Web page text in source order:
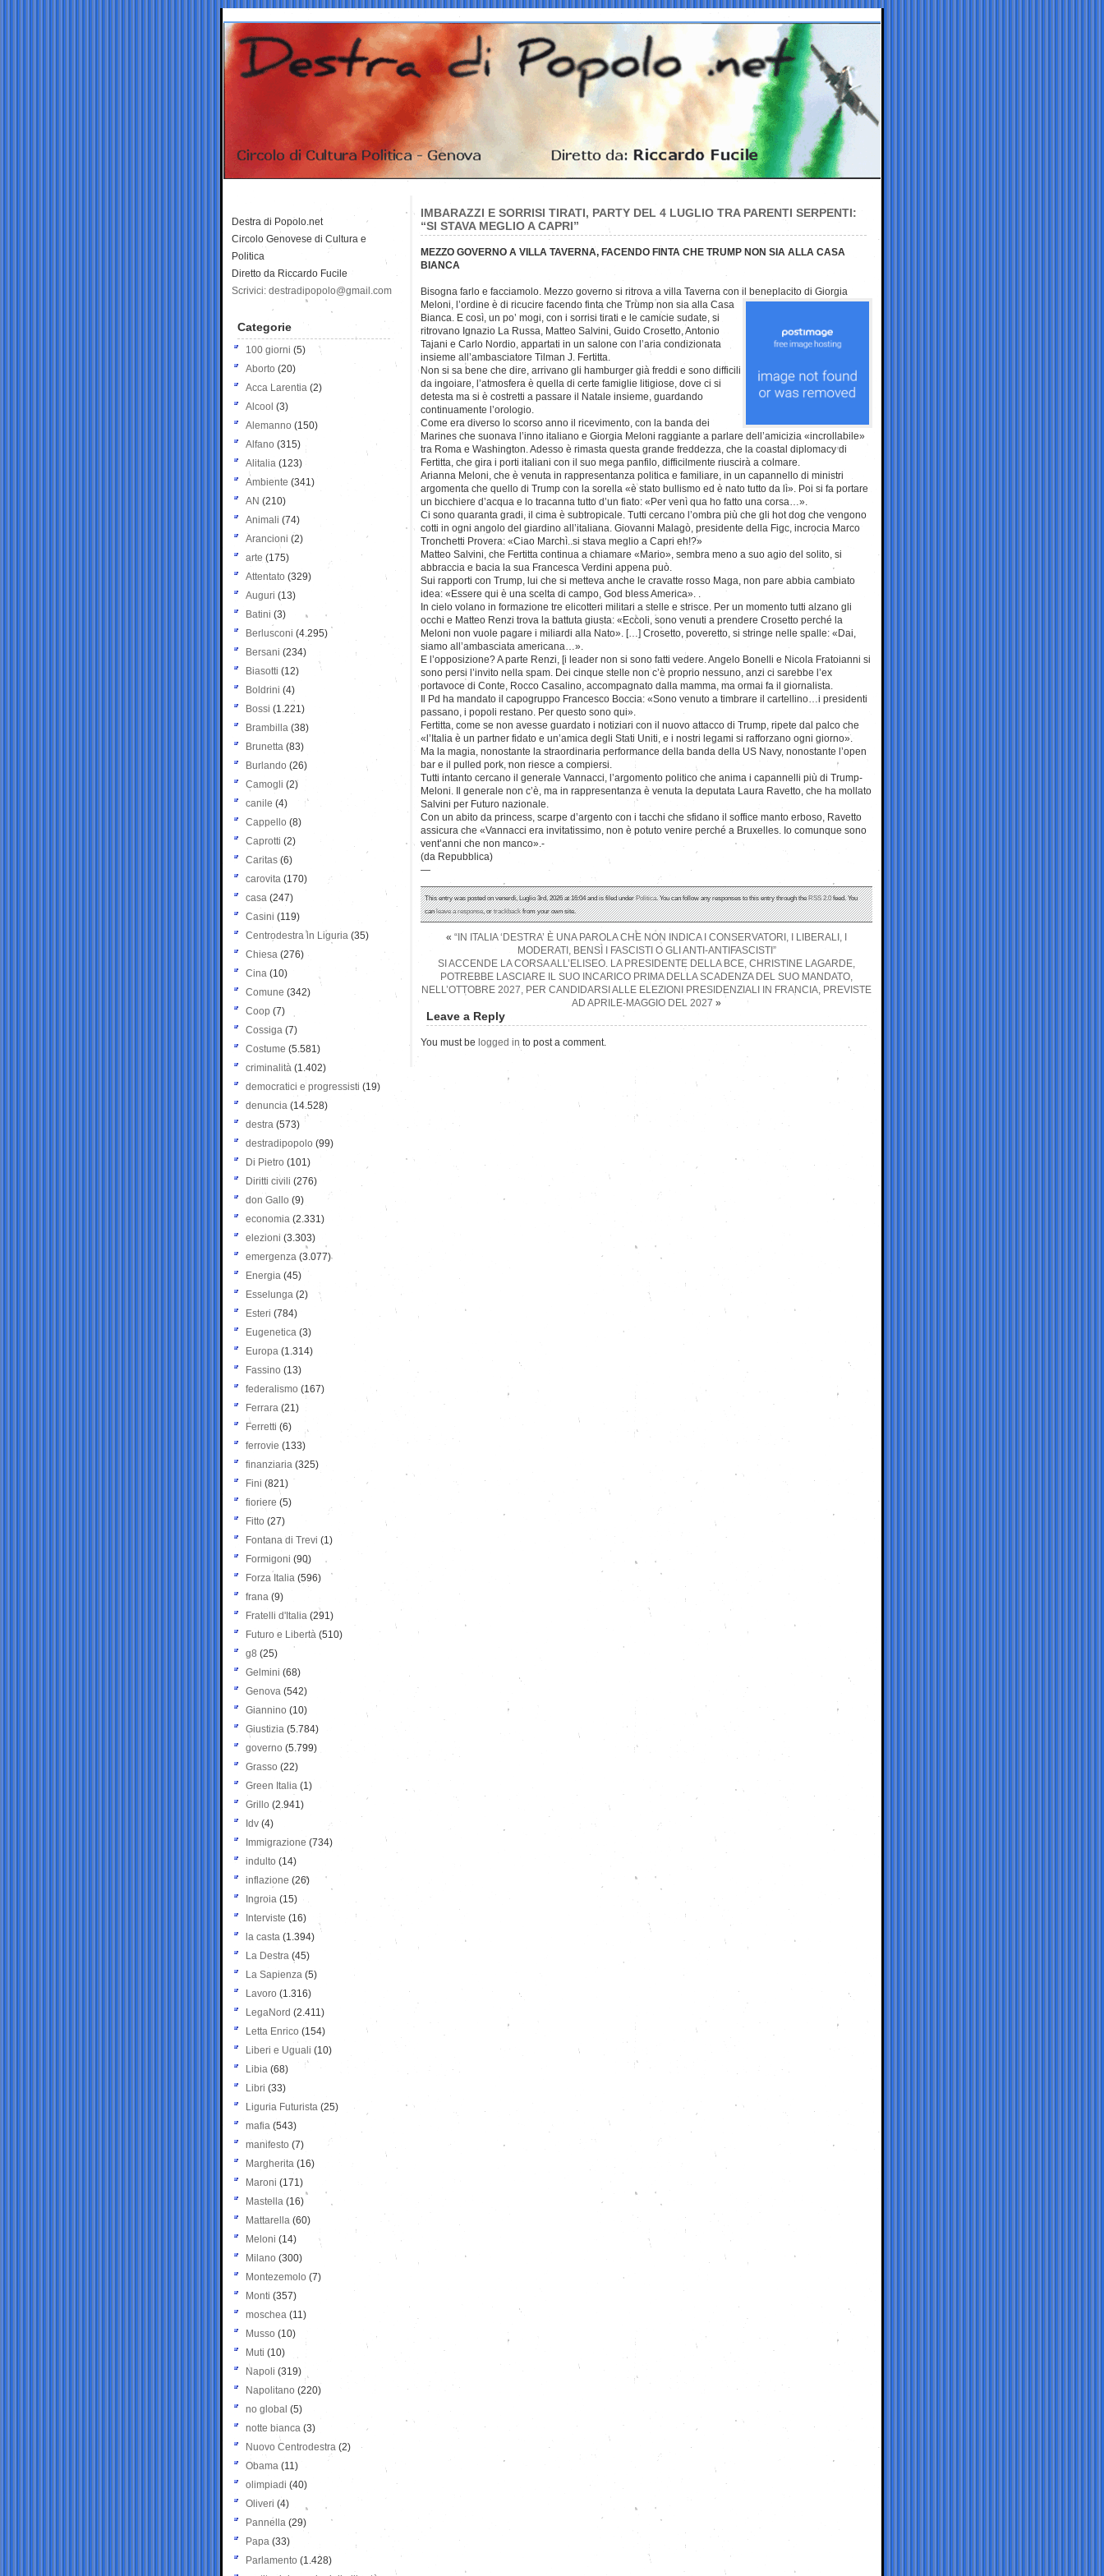
IMBARAZZI E SORRISI TIRATI, PARTY DEL 4 LUGLIO TRA PARENTI SERPENTI:
“SI STAVA MEGLIO A CAPRI”
MEZZO GOVERNO A VILLA TAVERNA, FACENDO FINTA CHE TRUMP NON SIA ALLA CASA
BIANCA
Bisogna farlo e facciamolo. Mezzo governo si ritrova a villa Taverna con il beneplacito di Giorgia
Meloni, l’ordine è di ricucire facendo finta che Trump non sia alla Casa
Bianca. E così, un po’ mogi, con i sorrisi tirati e le camicie sudate, si
ritrovano Ignazio La Russa, Matteo Salvini, Guido Crosetto, Antonio
Tajani e Carlo Nordio, appartati in un salone con l’aria condizionata
insieme all’ambasciatore Tilman J. Fertitta.
Non si sa bene che dire, arrivano gli hamburger già freddi e sono difficili
da ingoiare, l’atmosfera è quella di certe famiglie litigiose, dove ci si
detesta ma si è costretti a passare il Natale insieme, guardando
continuamente l’orologio.
Come era diverso lo scorso anno il ricevimento, con la banda dei
Marines che suonava l’inno italiano e Giorgia Meloni raggiante a parlare dell’amicizia «incrollabile»
tra Roma e Washington. Adesso è rimasta questa grande freddezza, che la coastal diplomacy di
Fertitta, che gira i porti italiani con il suo mega panfilo, difficilmente riuscirà a colmare.
Arianna Meloni, che è venuta in rappresentanza politica e familiare, in un capannello di ministri
argomenta che quello di Trump con la sorella «è stato bullismo ed è nato tutto da lì». Poi si fa portare
un bicchiere d’acqua e lo tracanna tutto d’un fiato: «Per venì qua ho fatto una corsa…».
Ci sono quaranta gradi, il cima è subtropicale. Tutti cercano l’ombra più che gli hot dog che vengono
cotti in ogni angolo del giardino all’italiana. Giovanni Malagò, presidente della Figc, incrocia Marco
Tronchetti Provera: «Ciao Marchì..si stava meglio a Capri eh!?»
Matteo Salvini, che Fertitta continua a chiamare «Mario», sembra meno a suo agio del solito, si
abbraccia e bacia la sua Francesca Verdini appena può.
Sui rapporti con Trump, lui che si metteva anche le cravatte rosso Maga, non pare abbia cambiato
idea: «Essere qui è una scelta di campo, God bless America». .
In cielo volano in formazione tre elicotteri militari a stelle e strisce. Per un momento tutti alzano gli
occhi e Matteo Renzi trova la battuta giusta: «Eccoli, sono venuti a prendere Crosetto perché la
Meloni non vuole pagare i miliardi alla Nato». […] Crosetto, poveretto, si stringe nelle spalle: «Dai,
siamo all’ambasciata americana…».
E l’opposizione? A parte Renzi, [i leader non si sono fatti vedere. Angelo Bonelli e Nicola Fratoianni si
sono persi l’invito nella spam. Dei cinque stelle non c’è proprio nessuno, anzi ci sarebbe l’ex
portavoce di Conte, Rocco Casalino, accompagnato dalla mamma, ma ormai fa il giornalista.
Il Pd ha mandato il capogruppo Francesco Boccia: «Sono venuto a timbrare il cartellino…i presidenti
passano, i popoli restano. Per questo sono qui».
Fertitta, come se non avesse guardato i notiziari con il nuovo attacco di Trump, ripete dal palco che
«l’Italia è un partner fidato e un’amica degli Stati Uniti, e i nostri legami si rafforzano ogni giorno».
Ma la magia, nonostante la straordinaria performance della banda della US Navy, nonostante l’open
bar e il pulled pork, non riesce a compiersi.
Tutti intanto cercano il generale Vannacci, l’argomento politico che anima i capannelli più di Trump-
Meloni. Il generale non c’è, ma in rappresentanza è venuta la deputata Laura Ravetto, che ha mollato
Salvini per Futuro nazionale.
Con un abito da princess, scarpe d’argento con i tacchi che sfidano il soffice manto erboso, Ravetto
assicura che «Vannacci era invitatissimo, non è potuto venire perché a Bruxelles. Io comunque sono
vent’anni che non manco».-
(da Repubblica)
—
This entry was posted on venerdì, Luglio 3rd, 2026 at 16:04 and is filed underPolitica. You can follow any responses to this entry through theRSS 2.0feed. You
canleave a response, ortrackbackfrom your own site.
« “IN ITALIA ‘DESTRA’ È UNA PAROLA CHE NON INDICA I CONSERVATORI, I LIBERALI, I
MODERATI, BENSÌ I FASCISTI O GLI ANTI-ANTIFASCISTI”
SI ACCENDE LA CORSA ALL’ELISEO. LA PRESIDENTE DELLA BCE, CHRISTINE LAGARDE,
POTREBBE LASCIARE IL SUO INCARICO PRIMA DELLA SCADENZA DEL SUO MANDATO,
NELL’OTTOBRE 2027, PER CANDIDARSI ALLE ELEZIONI PRESIDENZIALI IN FRANCIA, PREVISTE
AD APRILE-MAGGIO DEL 2027 »
Leave a Reply
You must be logged in to post a comment.
Destra di Popolo.net
Circolo Genovese di Cultura e
Politica
Diretto da Riccardo Fucile
Scrivici: destradipopolo@gmail.com
Categorie
100 giorni (5)
Aborto (20)
Acca Larentia (2)
Alcool (3)
Alemanno (150)
Alfano (315)
Alitalia (123)
Ambiente (341)
AN (210)
Animali (74)
Arancioni (2)
arte (175)
Attentato (329)
Auguri (13)
Batini (3)
Berlusconi (4.295)
Bersani (234)
Biasotti (12)
Boldrini (4)
Bossi (1.221)
Brambilla (38)
Brunetta (83)
Burlando (26)
Camogli (2)
canile (4)
Cappello (8)
Caprotti (2)
Caritas (6)
carovita (170)
casa (247)
Casini (119)
Centrodestra in Liguria (35)
Chiesa (276)
Cina (10)
Comune (342)
Coop (7)
Cossiga (7)
Costume (5.581)
criminalità (1.402)
democratici e progressisti (19)
denuncia (14.528)
destra (573)
destradipopolo (99)
Di Pietro (101)
Diritti civili (276)
don Gallo (9)
economia (2.331)
elezioni (3.303)
emergenza (3.077)
Energia (45)
Esselunga (2)
Esteri (784)
Eugenetica (3)
Europa (1.314)
Fassino (13)
federalismo (167)
Ferrara (21)
Ferretti (6)
ferrovie (133)
finanziaria (325)
Fini (821)
fioriere (5)
Fitto (27)
Fontana di Trevi (1)
Formigoni (90)
Forza Italia (596)
frana (9)
Fratelli d'Italia (291)
Futuro e Libertà (510)
g8 (25)
Gelmini (68)
Genova (542)
Giannino (10)
Giustizia (5.784)
governo (5.799)
Grasso (22)
Green Italia (1)
Grillo (2.941)
Idv (4)
Immigrazione (734)
indulto (14)
inflazione (26)
Ingroia (15)
Interviste (16)
la casta (1.394)
La Destra (45)
La Sapienza (5)
Lavoro (1.316)
LegaNord (2.411)
Letta Enrico (154)
Liberi e Uguali (10)
Libia (68)
Libri (33)
Liguria Futurista (25)
mafia (543)
manifesto (7)
Margherita (16)
Maroni (171)
Mastella (16)
Mattarella (60)
Meloni (14)
Milano (300)
Montezemolo (7)
Monti (357)
moschea (11)
Musso (10)
Muti (10)
Napoli (319)
Napolitano (220)
no global (5)
notte bianca (3)
Nuovo Centrodestra (2)
Obama (11)
olimpiadi (40)
Oliveri (4)
Pannella (29)
Papa (33)
Parlamento (1.428)